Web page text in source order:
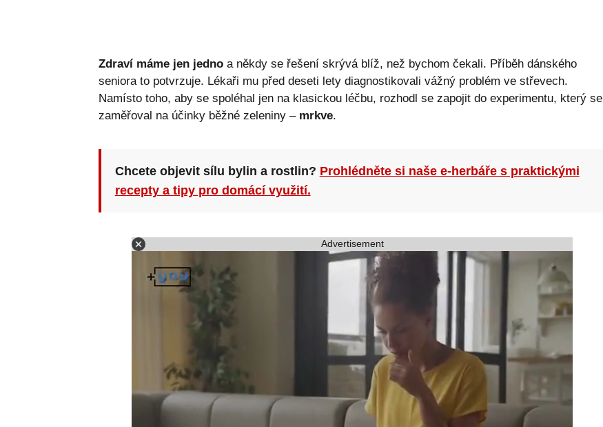
Zdraví máme jen jednoa někdy se řešení skrývá blíž, než bychom čekali. Příběh dánského
seniora to potvrzuje. Lékaři mu před deseti lety diagnostikovali vážný problém ve střevech.
Namísto toho, aby se spoléhal jen na klasickou léčbu, rozhodl se zapojit do experimentu, který se
zaměřoval na účinky běžné zeleniny – mrkve.
Chcete objevit sílu bylin a rostlin? Prohlédněte si naše e-herbáře s praktickými
recepty a tipy pro domácí využití.
Advertisement